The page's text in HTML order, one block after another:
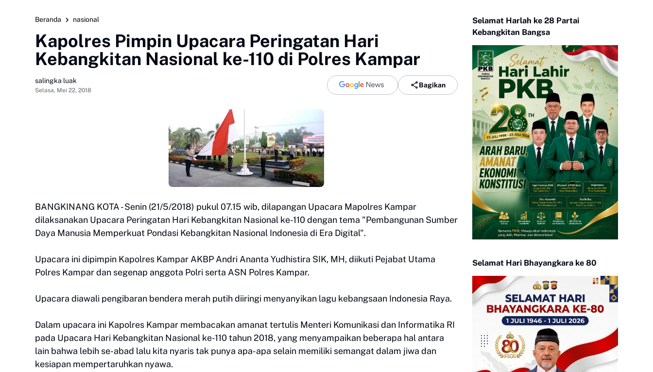
Beranda nasional
Kapolres Pimpin Upacara Peringatan Hari
Kebangkitan Nasional ke-110 di Polres Kampar
salingka luak
Selasa, Mei 22, 2018
Bagikan
BANGKINANG KOTA - Senin (21/5/2018) pukul 07.15 wib, dilapangan Upacara Mapolres Kampar
dilaksanakan Upacara Peringatan Hari Kebangkitan Nasional ke-110 dengan tema "Pembangunan Sumber
Daya Manusia Memperkuat Pondasi Kebangkitan Nasional Indonesia di Era Digital".
Upacara ini dipimpin Kapolres Kampar AKBP Andri Ananta Yudhistira SIK, MH, diikuti Pejabat Utama
Polres Kampar dan segenap anggota Polri serta ASN Polres Kampar.
Upacara diawali pengibaran bendera merah putih diiringi menyanyikan lagu kebangsaan Indonesia Raya.
Dalam upacara ini Kapolres Kampar membacakan amanat tertulis Menteri Komunikasi dan Informatika RI
pada Upacara Hari Kebangkitan Nasional ke-110 tahun 2018, yang menyampaikan beberapa hal antara
lain bahwa lebih se-abad lalu kita nyaris tak punya apa-apa selain memiliki semangat dalam jiwa dan
kesiapan mempertaruhkan nyawa.
Selamat Harlah ke 28 Partai
Kebangkitan Bangsa
Selamat Hari Bhayangkara ke 80